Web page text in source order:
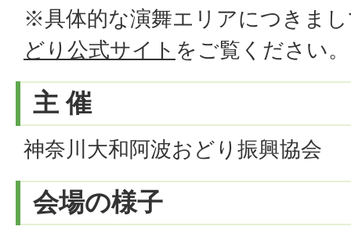
※具体的な演舞エリアにつきま
どり公式サイト をご覧ください。
主 催
神奈川大和阿波おどり振興協会
会場の様子